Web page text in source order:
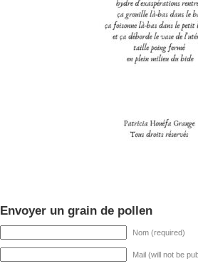
Envoyer un grain de pollen
Nom (required)
Mail (will not be